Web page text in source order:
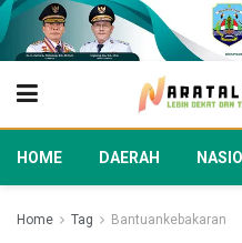
HOME DAERAH
Home Tag Bantuankebakaran